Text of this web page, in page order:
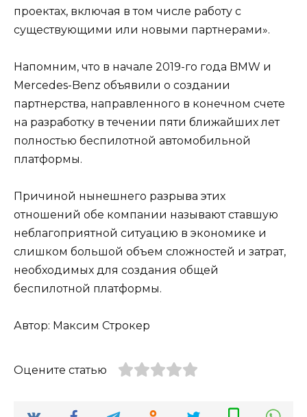
проектах, включая в том числе работу с
существующими или новыми партнерами».
Напомним, что в начале 2019-го года BMW и
Mercedes-Benz объявили о создании
партнерства, направленного в конечном счете
на разработку в течении пяти ближайших лет
полностью беспилотной автомобильной
платформы.
Причиной нынешнего разрыва этих
отношений обе компании называют ставшую
неблагоприятной ситуацию в экономике и
слишком большой объем сложностей и затрат,
необходимых для создания общей
беспилотной платформы.
Автор: Максим Строкер
Оцените статью